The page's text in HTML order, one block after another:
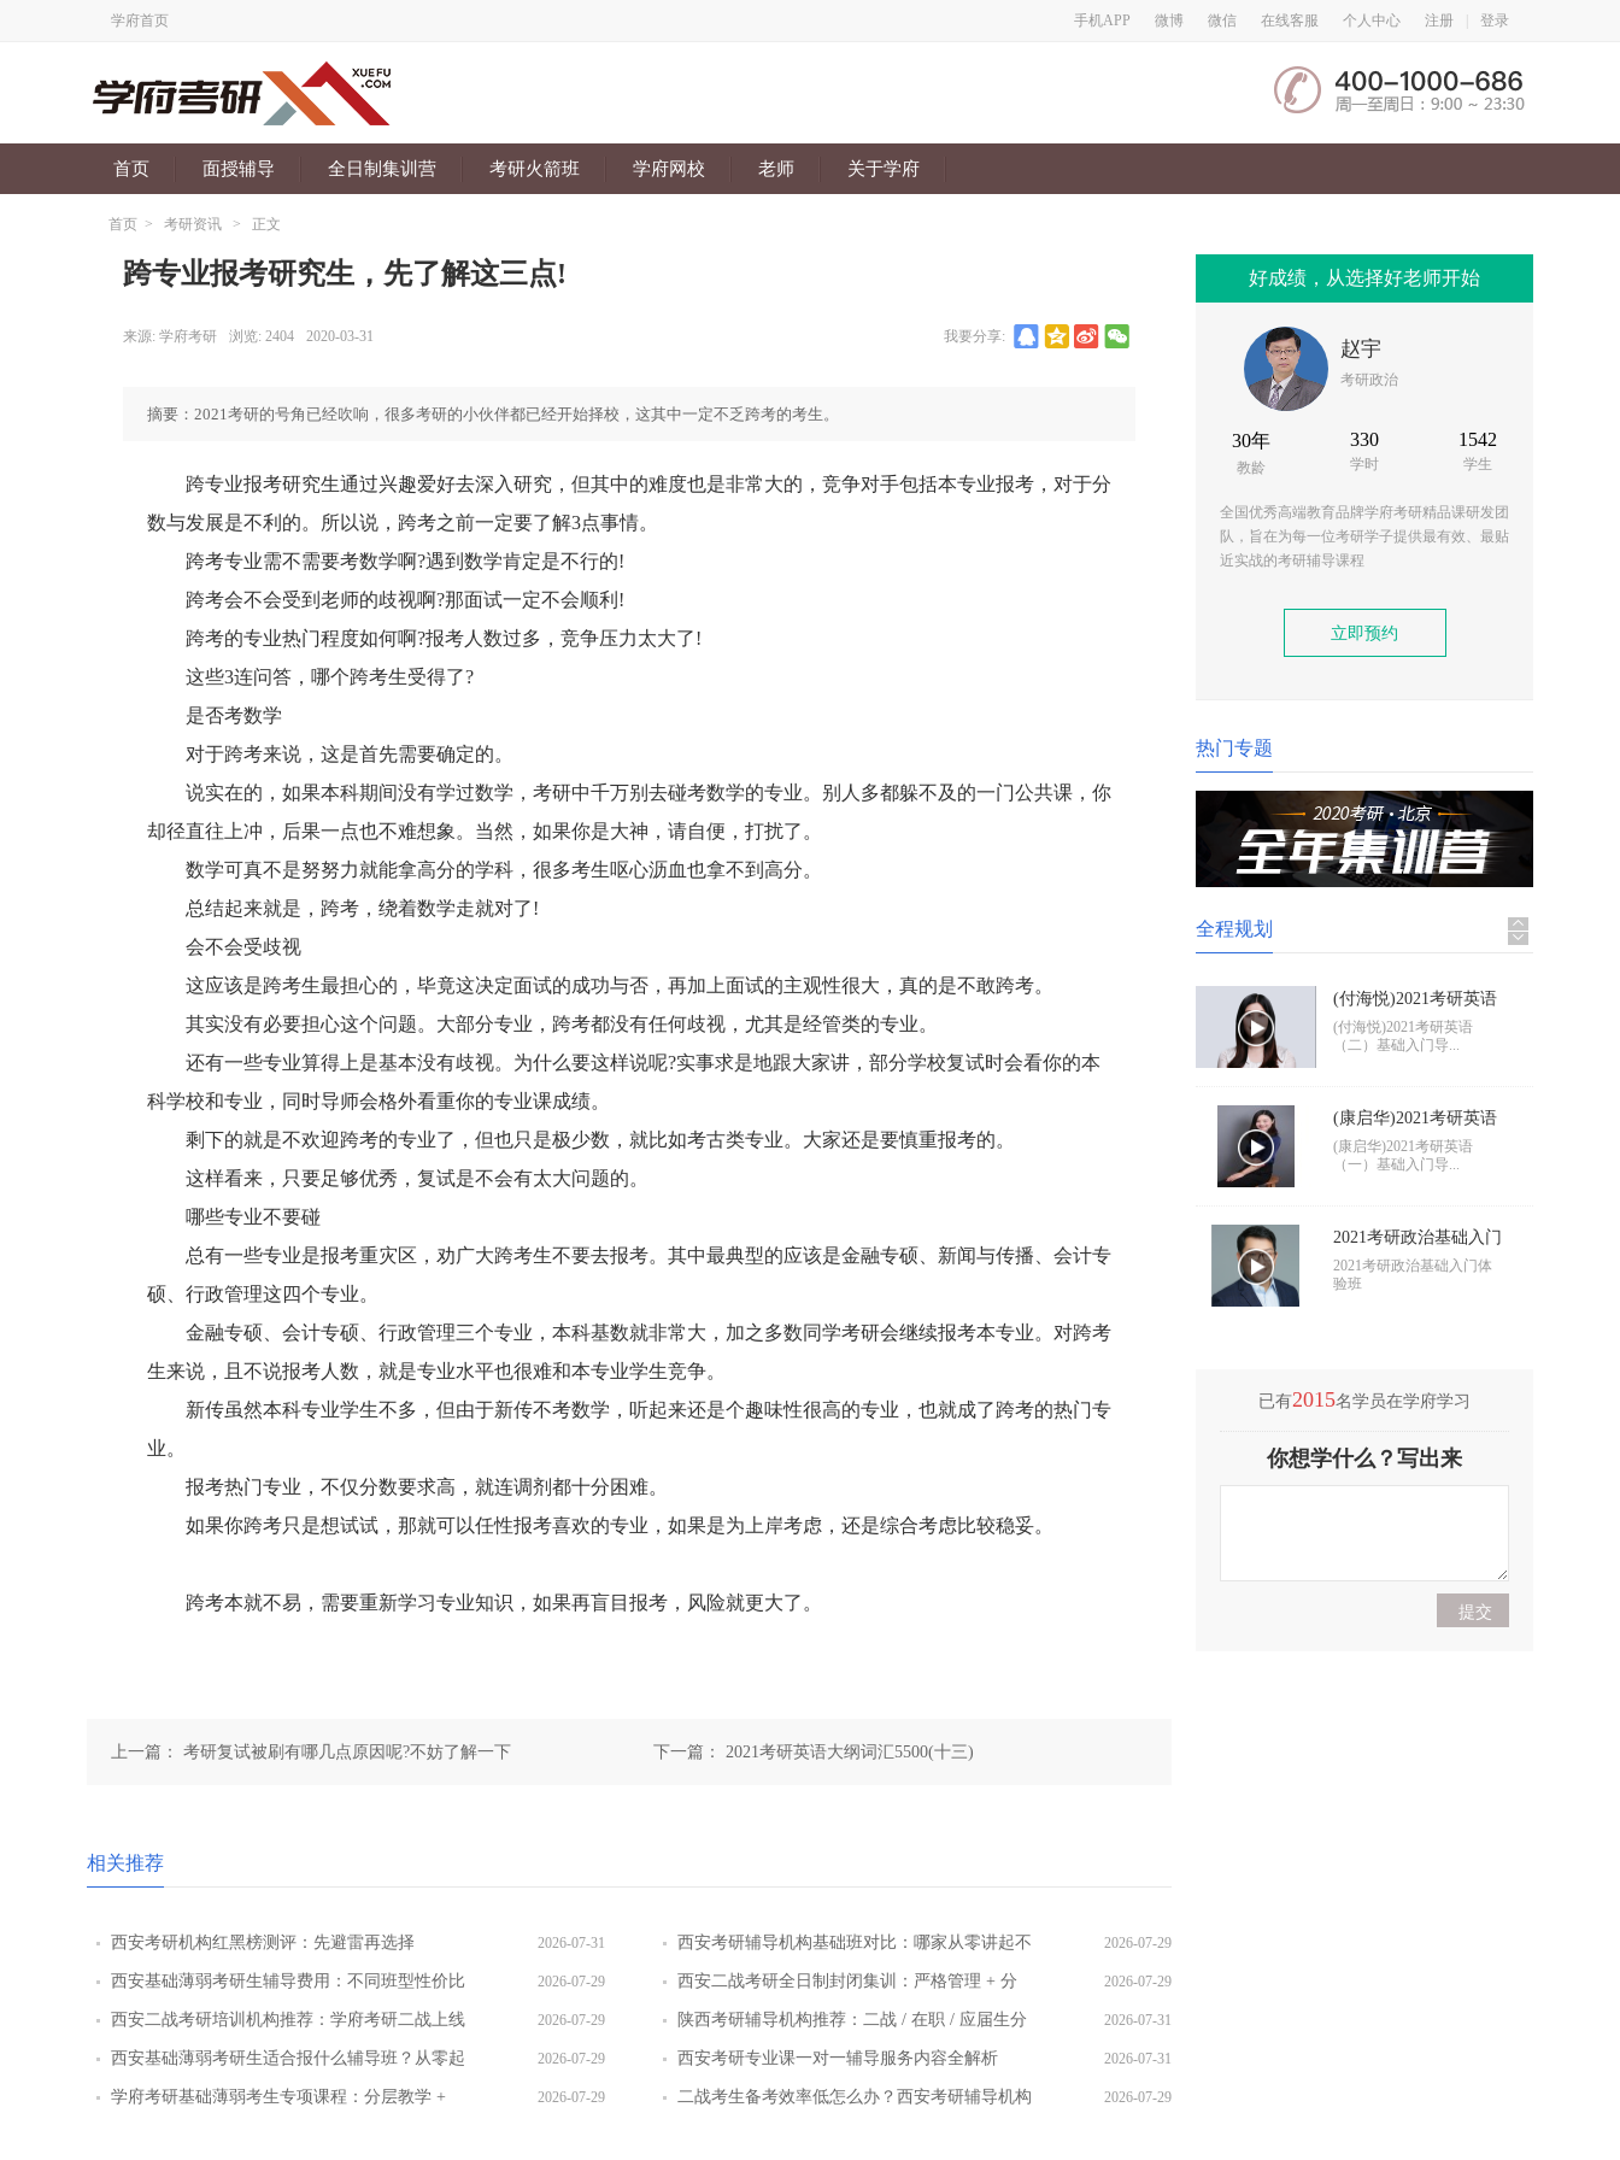
学府首页 手机APP 微博 微信 在线客服 个人中心 注册 登录
首页 面授辅导 全日制集训营 考研火箭班 学府网校 老师 关于学府
首页 > 考研资讯 > 正文
跨专业报考研究生，先了解这三点!
来源: 学府考研 浏览: 2404 2020-03-31 我要分享:
摘要：2021考研的号角已经吹响，很多考研的小伙伴都已经开始择校，这其中一定不乏跨考的考生。
跨专业报考研究生通过兴趣爱好去深入研究，但其中的难度也是非常大的，竞争对手包括本专业报考，对于分
数与发展是不利的。所以说，跨考之前一定要了解3点事情。
跨考专业需不需要考数学啊?遇到数学肯定是不行的!
跨考会不会受到老师的歧视啊?那面试一定不会顺利!
跨考的专业热门程度如何啊?报考人数过多，竞争压力太大了!
这些3连问答，哪个跨考生受得了?
是否考数学
对于跨考来说，这是首先需要确定的。
说实在的，如果本科期间没有学过数学，考研中千万别去碰考数学的专业。别人多都躲不及的一门公共课，你
却径直往上冲，后果一点也不难想象。当然，如果你是大神，请自便，打扰了。
数学可真不是努努力就能拿高分的学科，很多考生呕心沥血也拿不到高分。
总结起来就是，跨考，绕着数学走就对了!
会不会受歧视
这应该是跨考生最担心的，毕竟这决定面试的成功与否，再加上面试的主观性很大，真的是不敢跨考。
其实没有必要担心这个问题。大部分专业，跨考都没有任何歧视，尤其是经管类的专业。
还有一些专业算得上是基本没有歧视。为什么要这样说呢?实事求是地跟大家讲，部分学校复试时会看你的本
科学校和专业，同时导师会格外看重你的专业课成绩。
剩下的就是不欢迎跨考的专业了，但也只是极少数，就比如考古类专业。大家还是要慎重报考的。
这样看来，只要足够优秀，复试是不会有太大问题的。
哪些专业不要碰
总有一些专业是报考重灾区，劝广大跨考生不要去报考。其中最典型的应该是金融专硕、新闻与传播、会计专
硕、行政管理这四个专业。
金融专硕、会计专硕、行政管理三个专业，本科基数就非常大，加之多数同学考研会继续报考本专业。对跨考
生来说，且不说报考人数，就是专业水平也很难和本专业学生竞争。
新传虽然本科专业学生不多，但由于新传不考数学，听起来还是个趣味性很高的专业，也就成了跨考的热门专
业。
报考热门专业，不仅分数要求高，就连调剂都十分困难。
如果你跨考只是想试试，那就可以任性报考喜欢的专业，如果是为上岸考虑，还是综合考虑比较稳妥。
跨考本就不易，需要重新学习专业知识，如果再盲目报考，风险就更大了。
上一篇： 考研复试被刷有哪几点原因呢?不妨了解一下 下一篇： 2021考研英语大纲词汇5500(十三)
相关推荐
西安考研机构红黑榜测评：先避雷再选择 2026-07-31 西安考研辅导机构基础班对比：哪家从零讲起不
跳步骤
2026-07-29
西安基础薄弱考研生辅导费用：不同班型性价比
对比
2026-07-29 西安二战考研全日制封闭集训：严格管理 + 分
层教学效果实测
2026-07-29
西安二战考研培训机构推荐：学府考研二战上线
率提升路径
2026-07-29 陕西考研辅导机构推荐：二战 / 在职 / 应届生分
层教学方案
2026-07-31
西安基础薄弱考研生适合报什么辅导班？从零起
步班型推荐
2026-07-29 西安考研专业课一对一辅导服务内容全解析 2026-07-31
学府考研基础薄弱考生专项课程：分层教学 + 2026-07-29 二战考生备考效率低怎么办？西安考研辅导机构 2026-07-29
好成绩，从选择好老师开始
赵宇
考研政治
30年
教龄
330
学时
1542
学生
全国优秀高端教育品牌学府考研精品课研发团
队，旨在为每一位考研学子提供最有效、最贴
近实战的考研辅导课程
立即预约
热门专题
全程规划
(付海悦)2021考研英语
2021考研政治基础入门
导学
2021考研政治基础入门体
验班
(付海悦)2021考研英语
（二）基础入门导学
(付海悦)2021考研英语
（二）基础入门导...
(康启华)2021考研英语
（一）基础入门导学
(康启华)2021考研英语
（一）基础入门导...
2021考研政治基础入门
导学
2021考研政治基础入门体
验班
(付海悦)2021考研英语
（二）基础入门导学
(付海悦)2021考研英语
（二）基础入门导...
（一）基础入门导学
(康启华)2021考研英语
（一）基础入门导...
已有2015名学员在学府学习
你想学什么？写出来